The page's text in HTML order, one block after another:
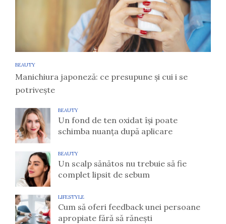
BEAUTY
Manichiura japoneză: ce presupune și cui i se
potrivește
BEAUTY
Un fond de ten oxidat își poate
schimba nuanța după aplicare
BEAUTY
Un scalp sănătos nu trebuie să fie
complet lipsit de sebum
LIFESTYLE
Cum să oferi feedback unei persoane
apropiate fără să rănești